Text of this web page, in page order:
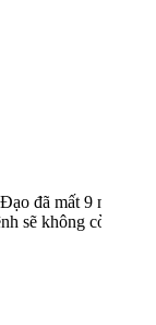
đã mất 9 năm
sẽ không còn